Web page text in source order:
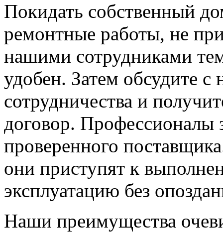
Покидать собственный
ремонтные работы, не
нашими сотрудниками
удобен. Затем обсудите
сотрудничества и
договор. Профессионалы
проверенного
они приступят к
эксплуатацию без
Наши преимущества